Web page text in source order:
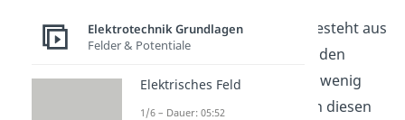
Der Plattenkondensator besteht aus
zwei sich gegenüberliegenden
Metallplatten. Es sollte so wenig
Platz wie möglich zwischen diesen
Elektrotechnik Grundlagen
Felder & Potentiale
Elektrisches Feld
1/6 – Dauer: 05:52